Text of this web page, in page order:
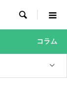

コラム